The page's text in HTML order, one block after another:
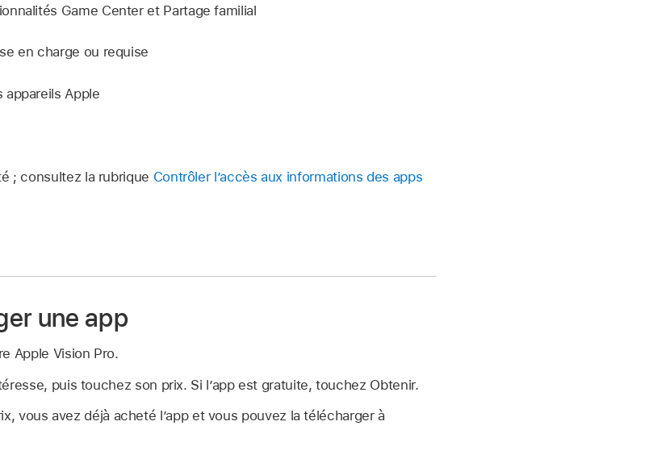
Game Center et Partage familial
en charge ou requise
appareils Apple
; consultez la rubrique Contrôler l’accès aux informations des apps
une app
Apple Vision Pro.
puis touchez son prix. Si l’app est gratuite, touchez Obtenir.
vous avez déjà acheté l’app et vous pouvez la télécharger à